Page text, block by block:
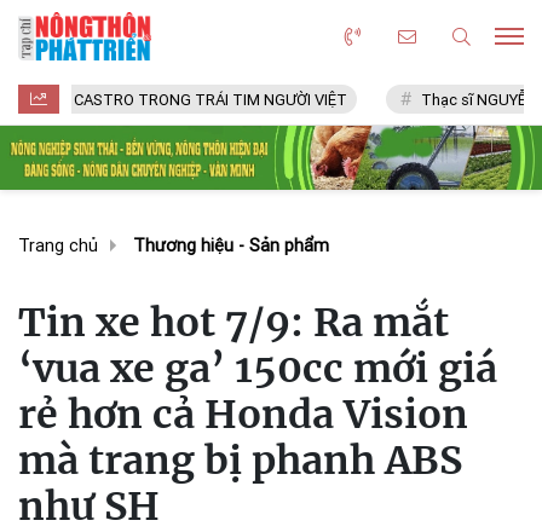
TRONG TRÁI TIM NGƯỜI VIỆT Thạc sĩ NGUYỄN VĂN CHÍ
Trang chủ Thương hiệu - Sản phẩm
Tin xe hot 7/9: Ra mắt
‘vua xe ga’ 150cc mới giá
rẻ hơn cả Honda Vision
mà trang bị phanh ABS
như SH